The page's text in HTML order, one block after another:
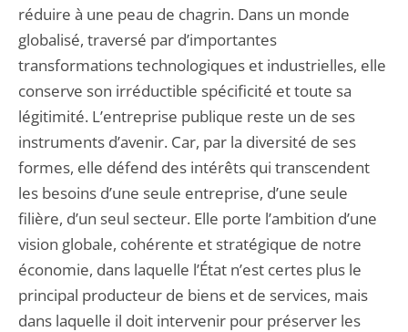
réduire à une peau de chagrin. Dans un monde
globalisé, traversé par d’importantes
transformations technologiques et industrielles, elle
conserve son irréductible spécificité et toute sa
légitimité. L’entreprise publique reste un de ses
instruments d’avenir. Car, par la diversité de ses
formes, elle défend des intérêts qui transcendent
les besoins d’une seule entreprise, d’une seule
filière, d’un seul secteur. Elle porte l’ambition d’une
vision globale, cohérente et stratégique de notre
économie, dans laquelle l’État n’est certes plus le
principal producteur de biens et de services, mais
dans laquelle il doit intervenir pour préserver les